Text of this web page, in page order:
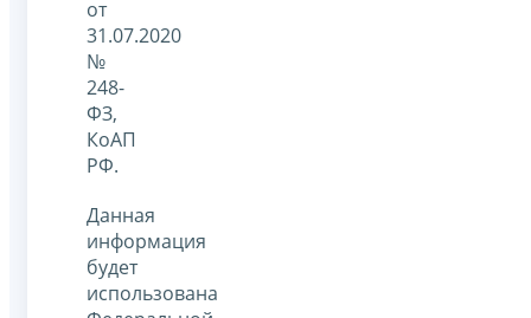
от
31.07.2020
№
248-
ФЗ,
КоАП
РФ.
Данная
информация
будет
использована